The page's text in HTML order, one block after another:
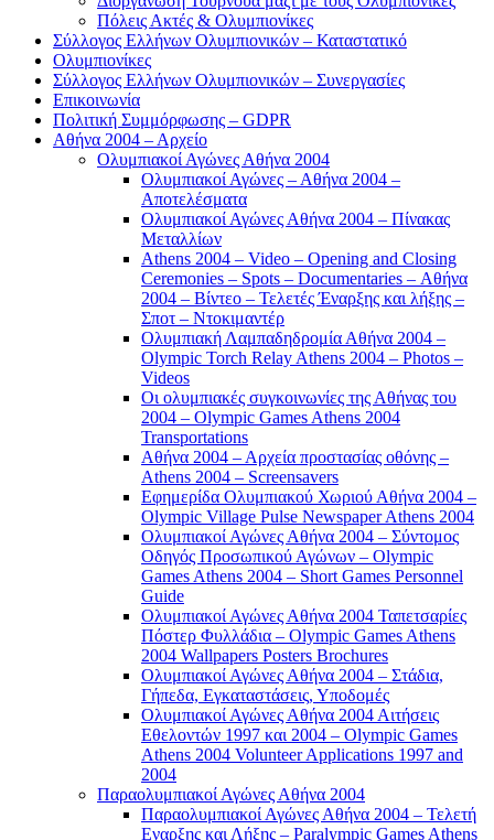
Πόλεις Ακτές & Ολυμπιονίκες
Σύλλογος Ελλήνων Ολυμπιονικών – Καταστατικό
Ολυμπιονίκες
Σύλλογος Ελλήνων Ολυμπιονικών – Συνεργασίες
Επικοινωνία
Πολιτική Συμμόρφωσης – GDPR
Αθήνα 2004 – Αρχείο
Ολυμπιακοί Αγώνες Αθήνα 2004
Ολυμπιακοί Αγώνες – Αθήνα 2004 –
Αποτελέσματα
Ολυμπιακοί Αγώνες Αθήνα 2004 – Πίνακας
Μεταλλίων
Athens 2004 – Video – Opening and Closing
Ceremonies – Spots – Documentaries – Αθήνα
2004 – Βίντεο – Τελετές Έναρξης και λήξης –
Σποτ – Ντοκιμαντέρ
Ολυμπιακή Λαμπαδηδρομία Αθήνα 2004 –
Olympic Torch Relay Athens 2004 – Photos –
Videos
Οι ολυμπιακές συγκοινωνίες της Αθήνας του
2004 – Olympic Games Athens 2004
Transportations
Αθήνα 2004 – Αρχεία προστασίας οθόνης –
Athens 2004 – Screensavers
Εφημερίδα Ολυμπιακού Χωριού Αθήνα 2004 –
Olympic Village Pulse Newspaper Athens 2004
Ολυμπιακοί Αγώνες Αθήνα 2004 – Σύντομος
Οδηγός Προσωπικού Αγώνων – Olympic
Games Athens 2004 – Short Games Personnel
Guide
Ολυμπιακοί Αγώνες Αθήνα 2004 Ταπετσαρίες
Πόστερ Φυλλάδια – Olympic Games Athens
2004 Wallpapers Posters Brochures
Ολυμπιακοί Αγώνες Αθήνα 2004 – Στάδια,
Γήπεδα, Εγκαταστάσεις, Υποδομές
Ολυμπιακοί Αγώνες Αθήνα 2004 Αιτήσεις
Εθελοντών 1997 και 2004 – Olympic Games
Athens 2004 Volunteer Applications 1997 and
2004
Παραολυμπιακοί Αγώνες Αθήνα 2004
Παραολυμπιακοί Αγώνες Αθήνα 2004 – Τελετή
Εναρξης και Λήξης – Paralympic Games Athens